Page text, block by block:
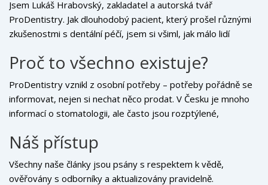
Jsem Lukáš Hrabovský, zakladatel a autorská tvář
ProDentistry. Jak dlouhodobý pacient, který prošel různými
zkušenostmi s dentální péčí, jsem si všiml, jak málo lidí
důvěryhodnou ordinaci. To mě inspirovalo vytvořit tento
projekt – místo, kde se informace stávají jasnými,
přístupnými a bezpečnými. Nejsem zubní lékař, ale věnuji se
výzkumu a překladu odborných znalostí do jazyka, kterému
rozumíte.
Proč to všechno existuje?
ProDentistry vznikl z osobní potřeby – potřeby pořádně se
informovat, nejen si nechat něco prodat. V Česku je mnoho
informací o stomatologii, ale často jsou rozptýlené,
vytvořit místo, kde se člověk může zorientovat bez stresu,
bez obav, že ho někdo chce něco nutit koupit. Tady je vaše
právo na informaci na prvním místě.
Náš přístup
Všechny naše články jsou psány s respektem k vědě,
ověřovány s odborníky a aktualizovány pravidelně.